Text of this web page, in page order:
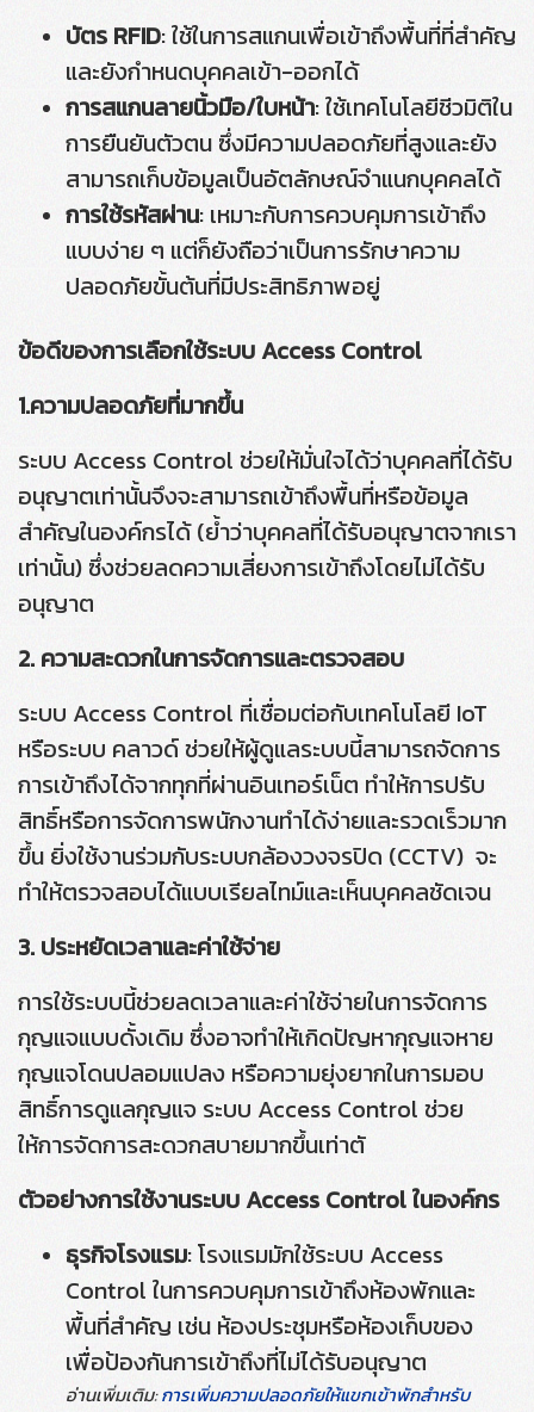
บัตร RFID: ใช้ในการสแกนเพื่อเข้าถึงพื้นที่ที่สำคัญ
และยังกำหนดบุคคลเข้า-ออกได้
การสแกนลายนิ้วมือ/ใบหน้า: ใช้เทคโนโลยีชีวมิติใน
การยืนยันตัวตน ซึ่งมีความปลอดภัยที่สูงและยัง
สามารถเก็บข้อมูลเป็นอัตลักษณ์จำแนกบุคคลได้
การใช้รหัสผ่าน: เหมาะกับการควบคุมการเข้าถึง
แบบง่าย ๆ แต่ก็ยังถือว่าเป็นการรักษาความ
ปลอดภัยขั้นต้นที่มีประสิทธิภาพอยู่
ข้อดีของการเลือกใช้ระบบ Access Control
1.ความปลอดภัยที่มากขึ้น
ระบบ Access Control ช่วยให้มั่นใจได้ว่าบุคคลที่ได้รับ
อนุญาตเท่านั้นจึงจะสามารถเข้าถึงพื้นที่หรือข้อมูล
สำคัญในองค์กรได้ (ย้ำว่าบุคคลที่ได้รับอนุญาตจากเรา
เท่านั้น) ซึ่งช่วยลดความเสี่ยงการเข้าถึงโดยไม่ได้รับ
อนุญาต
2. ความสะดวกในการจัดการและตรวจสอบ
ระบบ Access Control ที่เชื่อมต่อกับเทคโนโลยี IoT
หรือระบบ คลาวด์ ช่วยให้ผู้ดูแลระบบนี้สามารถจัดการ
การเข้าถึงได้จากทุกที่ผ่านอินเทอร์เน็ต ทำให้การปรับ
สิทธิ์หรือการจัดการพนักงานทำได้ง่ายและรวดเร็วมาก
ขึ้น ยิ่งใช้งานร่วมกับระบบกล้องวงจรปิด (CCTV) จะ
ทำให้ตรวจสอบได้แบบเรียลไทม์และเห็นบุคคลชัดเจน
3. ประหยัดเวลาและค่าใช้จ่าย
การใช้ระบบนี้ช่วยลดเวลาและค่าใช้จ่ายในการจัดการ
กุญแจแบบดั้งเดิม ซึ่งอาจทำให้เกิดปัญหากุญแจหาย
กุญแจโดนปลอมแปลง หรือความยุ่งยากในการมอบ
สิทธิ์การดูแลกุญแจ ระบบ Access Control ช่วย
ให้การจัดการสะดวกสบายมากขึ้นเท่าตั
ตัวอย่างการใช้งานระบบ Access Control ในองค์กร
ธุรกิจโรงแรม: โรงแรมมักใช้ระบบ Access
Control ในการควบคุมการเข้าถึงห้องพักและ
พื้นที่สำคัญ เช่น ห้องประชุมหรือห้องเก็บของ
เพื่อป้องกันการเข้าถึงที่ไม่ได้รับอนุญาต
อ่านเพิ่มเติม:การเพิ่มความปลอดภัยให้แขกเข้าพักสำหรับ